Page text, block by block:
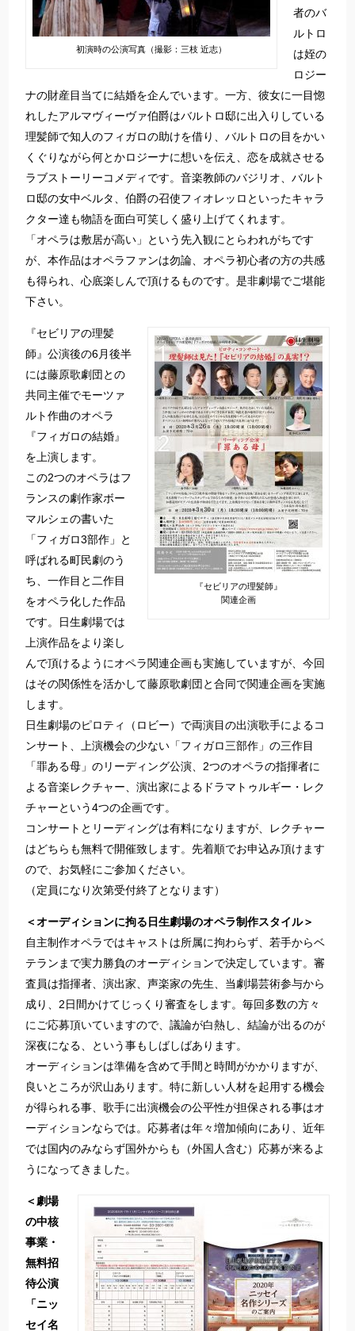
初演時の公演写真（撮影：三枝 近志）
者のバ
ルトロ
は姪の
ロジー
ナの財産目当てに結婚を企んでいます。一方、彼女に一目惚
れしたアルマヴィーヴァ伯爵はバルトロ邸に出入りしている
理髪師で知人のフィガロの助けを借り、バルトロの目をかい
くぐりながら何とかロジーナに想いを伝え、恋を成就させる
ラブストーリーコメディです。音楽教師のバジリオ、バルト
ロ邸の女中ベルタ、伯爵の召使フィオレッロといったキャラ
クター達も物語を面白可笑しく盛り上げてくれます。
「オペラは敷居が高い」という先入観にとらわれがちです
が、本作品はオペラファンは勿論、オペラ初心者の方の共感
も得られ、心底楽しんで頂けるものです。是非劇場でご堪能
下さい。
『セビリアの理髪師』
関連企画
『セビリアの理髪
師』公演後の6月後半
には藤原歌劇団との
共同主催でモーツァ
ルト作曲のオペラ
『フィガロの結婚』
を上演します。
この2つのオペラはフ
ランスの劇作家ボー
マルシェの書いた
「フィガロ3部作」と
呼ばれる町民劇のう
ち、一作目と二作目
をオペラ化した作品
です。日生劇場では
上演作品をより楽し
んで頂けるようにオペラ関連企画も実施していますが、今回
はその関係性を活かして藤原歌劇団と合同で関連企画を実施
します。
日生劇場のピロティ（ロビー）で両演目の出演歌手によるコ
ンサート、上演機会の少ない「フィガロ三部作」の三作目
「罪ある母」のリーディング公演、2つのオペラの指揮者に
よる音楽レクチャー、演出家によるドラマトゥルギー・レク
チャーという4つの企画です。
コンサートとリーディングは有料になりますが、レクチャー
はどちらも無料で開催致します。先着順でお申込み頂けます
ので、お気軽にご参加ください。
（定員になり次第受付終了となります）
＜オーディションに拘る日生劇場のオペラ制作スタイル＞
自主制作オペラではキャストは所属に拘わらず、若手からベ
テランまで実力勝負のオーディションで決定しています。審
査員は指揮者、演出家、声楽家の先生、当劇場芸術参与から
成り、2日間かけてじっくり審査をします。毎回多数の方々
にご応募頂いていますので、議論が白熱し、結論が出るのが
深夜になる、という事もしばしばあります。
オーディションは準備を含めて手間と時間がかかりますが、
良いところが沢山あります。特に新しい人材を起用する機会
が得られる事、歌手に出演機会の公平性が担保される事はオ
ーディションならでは。応募者は年々増加傾向にあり、近年
では国内のみならず国外からも（外国人含む）応募が来るよ
うになってきました。
＜劇場
の中核
事業・
無料招
待公演
「ニッ
セイ名